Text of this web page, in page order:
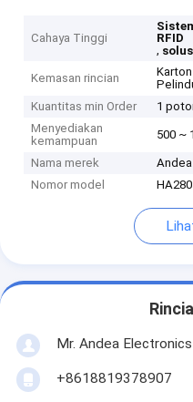
Cahaya Tinggi
RFID
,
Kemasan rincian
Kuantitas min Order
1
Menyediakan
kemampuan
500 ~
Nama merek
Nomor model
Mr. Andea Electronics
+8618819378907